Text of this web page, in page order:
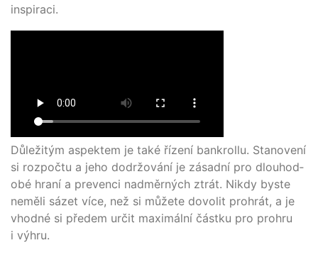
inspiraci.
Důleži­tým aspek­tem je také řízení bank­rol­lu. Sta­novení
si roz­poč­tu a jeho dodržo­vá­ní je zásad­ní pro dlo­u­ho­d­
o­bé hraní a pre­ven­ci nad­měrných ztrát. Nik­dy bys­te
nemě­li sázet více, než si může­te dovo­lit prohrát, a je
vhod­né si pře­dem určit maximální část­ku pro proh­ru
i výhru.